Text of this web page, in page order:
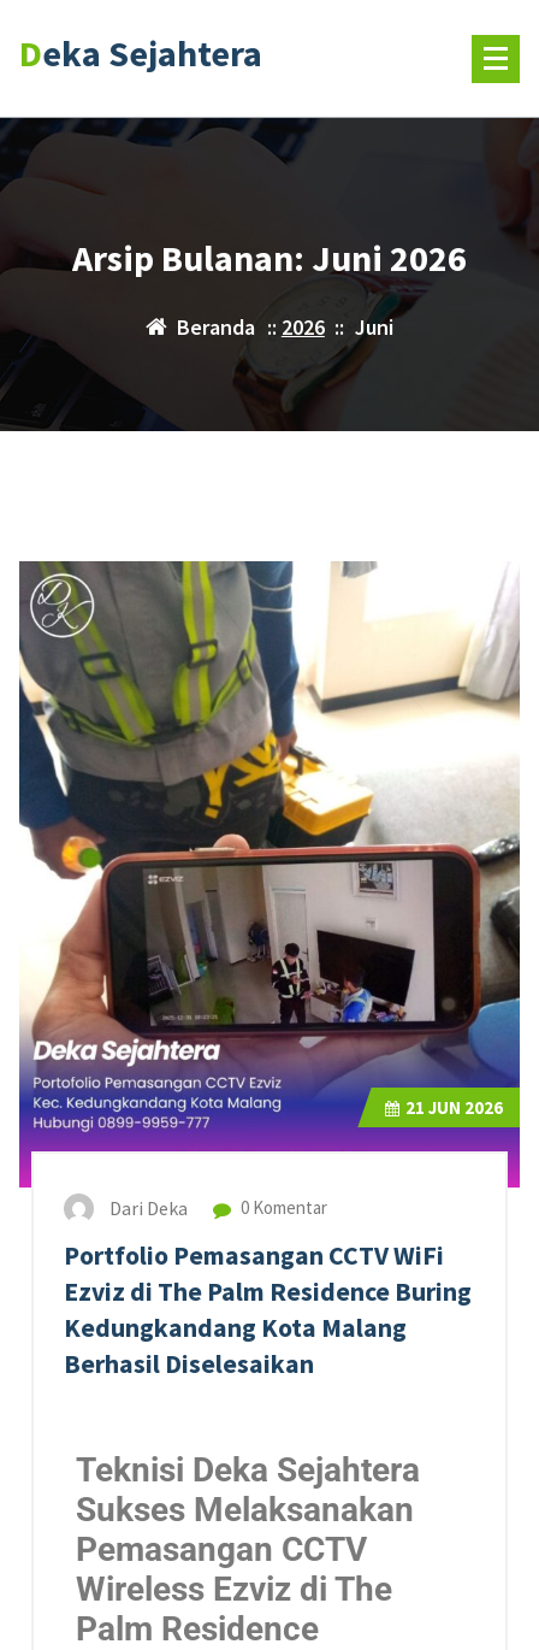
Deka Sejahtera
Arsip Bulanan: Juni 2026
Beranda :: 2026:: Juni
21 JUN 2026
Dari Deka 0 Komentar
Portfolio Pemasangan CCTV WiFi
Ezviz di The Palm Residence Buring
Kedungkandang Kota Malang
Berhasil Diselesaikan
Teknisi Deka Sejahtera
Sukses Melaksanakan
Pemasangan CCTV
Wireless Ezviz di The
Palm Residence